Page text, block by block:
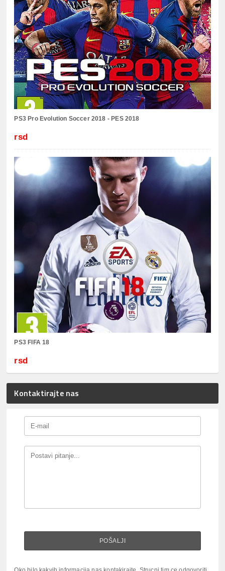
PS3 Pro Evolution Soccer 2018 - PES 2018
rsd
PS3 FIFA 18
rsd
Kontaktirajte nas